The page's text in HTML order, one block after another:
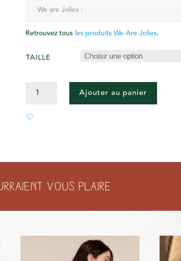
We are Jolies :
Retrouvez tous les produits We Are Jolies.
TAILLE
NUISETTE
Ajouter au panier
vous plaire